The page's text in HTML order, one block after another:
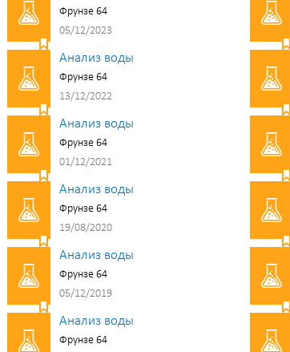
Фрунзе 64
05/12/2023
Анализ воды
Фрунзе 64
13/12/2022
Анализ воды
Фрунзе 64
01/12/2021
Анализ воды
Фрунзе 64
19/08/2020
Анализ воды
Фрунзе 64
05/12/2019
Анализ воды
Фрунзе 64